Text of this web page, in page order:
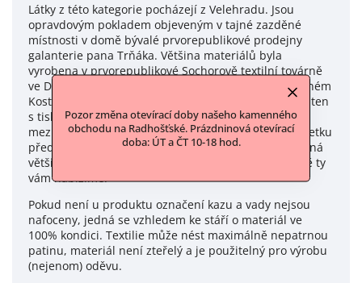
Pozor změna otevírací doby našeho kamenného
obchodu na Radhošťské. Prázdninová otevírací
doba: ÚT a ČT 10-18 hod.
Látky z této kategorie pocházejí z Velehradu. Jsou
opravdovým pokladem objeveným v tajné zazděné
místnosti v domě bývalé prvorepublikové prodejny
galanterie pana Trňáka. Většina materiálů byla
vyrobena v prvorepublikové Sochorově textilní továrně
ve Dvoře Králové nebo v Keyzlarově továrně v Červeném
Kostelci. Jedná se o metráže krajek a bavlněných pláten
s tisky. Dále o flanely a damašky převážně z
meziválečného období. Část ukrytého textilního majetku
před zabavením byla poškozena vlhkostí, ale převážná
většina se zachovala ve velmi dobrém stavu. A právě ty
vám nabízíme.
Pokud není u produktu označení kazu a vady nejsou
nafoceny, jedná se vzhledem ke stáří o materiál ve
100% kondici. Textilie může nést maximálně nepatrnou
patinu, materiál není zteřelý a je použitelný pro výrobu
(nejenom) oděvu.